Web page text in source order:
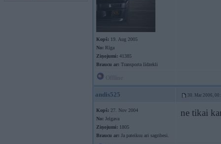
Kopš: 19. Aug 2005
No: Rīga
Ziņojumi: 41385
Braucu ar: Transporta līdzekli
andis525 30. Mar 2006,
Kopš: 27. Nov 2004
No: Jelgava
Ziņojumi: 1805
Braucu ar: Ja pateiksu ari sagribesi.
ne tikai